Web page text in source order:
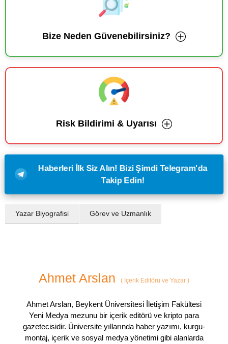
Bize Neden Güvenebilirsiniz?
Risk Bildirimi & Uyarısı
Haberleri İlk Siz Alın! Bizi Şimdi Telegram'da
Takip Edin!
Yazar Biyografisi Görev ve Uzmanlık
Ahmet Arslan ( İçerik Editörü ve Yazar )
Ahmet Arslan, Beykent Üniversitesi İletişim Fakültesi
Yeni Medya mezunu bir içerik editörü ve kripto para
gazetecisidir. Üniversite yıllarında haber yazımı, kurgu-
montaj, içerik ve sosyal medya yönetimi gibi alanlarda